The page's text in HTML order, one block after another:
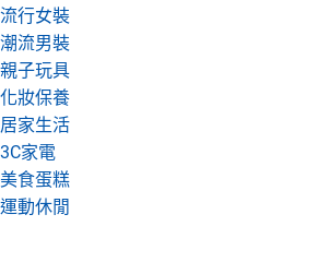
流行女裝
潮流男裝
親子玩具
化妝保養
居家生活
3C家電
美食蛋糕
運動休閒